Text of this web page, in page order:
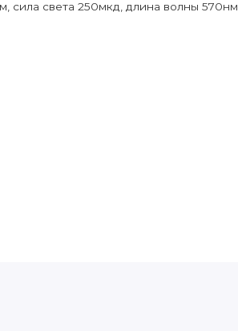
сила света 250мкд, длина волны 570нм.